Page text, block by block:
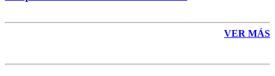
VER MÁS